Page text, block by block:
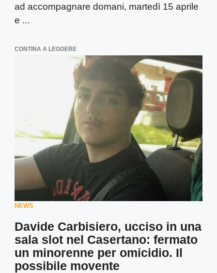
ad accompagnare domani, martedì 15 aprile
e ...
CONTINA A LEGGERE
NEWS
Davide Carbisiero, ucciso in una
sala slot nel Casertano: fermato
un minorenne per omicidio. Il
possibile movente